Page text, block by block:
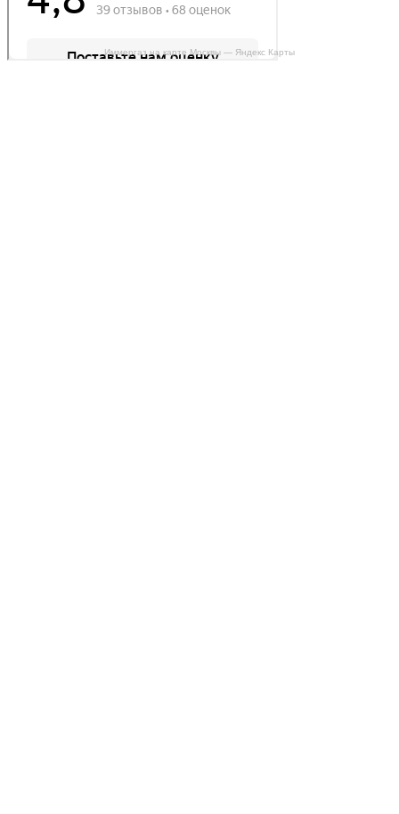
Иммергаз на карте Москвы — Яндекс Карты